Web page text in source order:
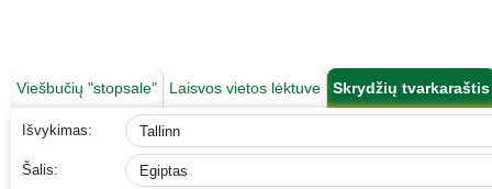
Viešbučių "stopsale" Laisvos vietos lėktuve Skrydžių tvarkaraštis
Išvykimas:
Šalis: